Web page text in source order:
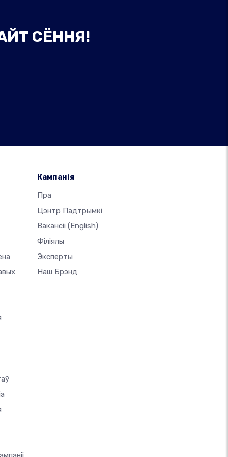
СЁННЯ!
Кампанія
Пра
Цэнтр Падтрымкі
Вакансіі (English)
Філіялы
Эксперты
Наш Брэнд